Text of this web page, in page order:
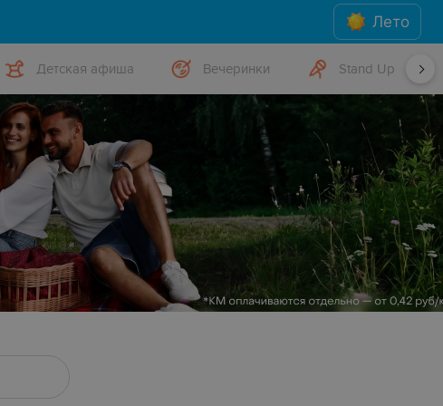
Лето
Детская афиша Вечеринки Stand Up